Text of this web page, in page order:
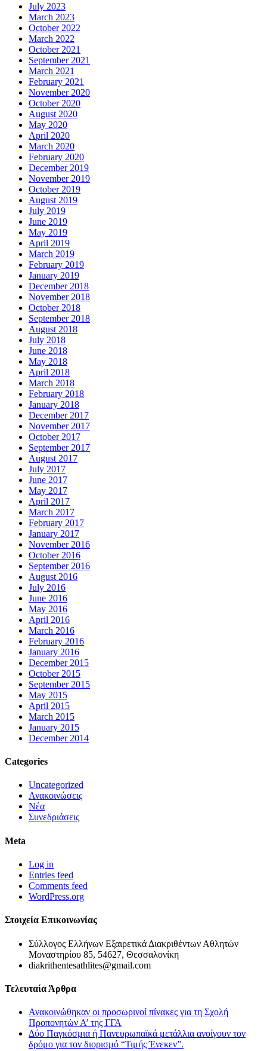
July 2023
March 2023
October 2022
March 2022
October 2021
September 2021
March 2021
February 2021
November 2020
October 2020
August 2020
May 2020
April 2020
March 2020
February 2020
December 2019
November 2019
October 2019
August 2019
July 2019
June 2019
May 2019
April 2019
March 2019
February 2019
January 2019
December 2018
November 2018
October 2018
September 2018
August 2018
July 2018
June 2018
May 2018
April 2018
March 2018
February 2018
January 2018
December 2017
November 2017
October 2017
September 2017
August 2017
July 2017
June 2017
May 2017
April 2017
March 2017
February 2017
January 2017
November 2016
October 2016
September 2016
August 2016
July 2016
June 2016
May 2016
April 2016
March 2016
February 2016
January 2016
December 2015
October 2015
September 2015
May 2015
April 2015
March 2015
January 2015
December 2014
Categories
Uncategorized
Ανακοινώσεις
Νέα
Συνεδριάσεις
Meta
Log in
Entries feed
Comments feed
WordPress.org
Στοιχεία Επικοινωνίας
Σύλλογος Ελλήνων Εξαιρετικά Διακριθέντων Αθλητών
Μοναστηρίου 85, 54627, Θεσσαλονίκη
diakrithentesathlites@gmail.com
Τελευταία Άρθρα
Ανακοινώθηκαν οι προσωρινοί πίνακες για τη Σχολή
Προπονητών Α’ της ΓΓΑ
Δύο Παγκόσμια ή Πανευρωπαϊκά μετάλλια ανοίγουν τον
δρόμο για τον διορισμό “Τιμής Ένεκεν”.